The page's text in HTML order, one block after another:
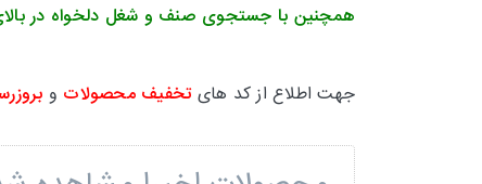
همچنین با جستجوی صنف و شغل دلخواه در
جهت اطلاع از کد های تخفیف محصولات و